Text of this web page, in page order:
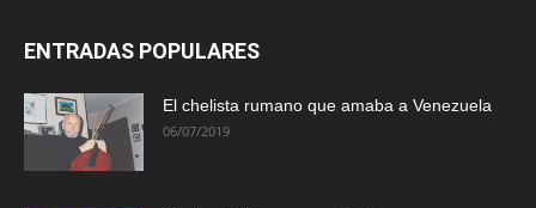
ENTRADAS POPULARES
El chelista rumano que amaba a Venezuela
06/07/2019